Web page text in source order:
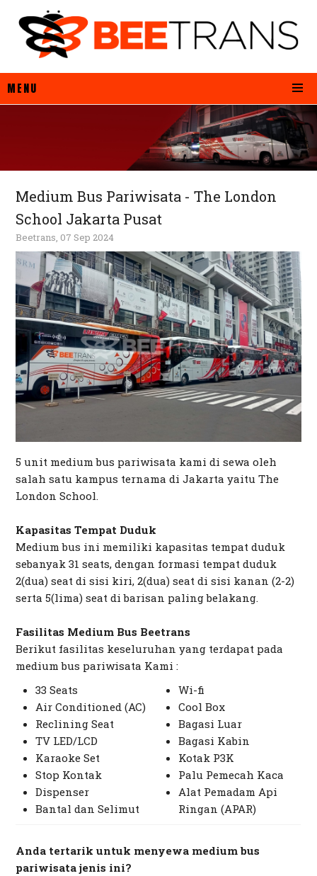
MENU
Medium Bus Pariwisata - The London
School Jakarta Pusat
Beetrans, 07 Sep 2024
5 unit medium bus pariwisata kami di sewa oleh
salah satu kampus ternama di Jakarta yaitu The
London School.
Kapasitas Tempat Duduk
Medium bus ini memiliki kapasitas tempat duduk
sebanyak 31 seats, dengan formasi tempat duduk
2(dua) seat di sisi kiri, 2(dua) seat di sisi kanan (2-2)
serta 5(lima) seat di barisan paling belakang.
Fasilitas Medium Bus Beetrans
Berikut fasilitas keseluruhan yang terdapat pada
medium bus pariwisata Kami :
33 Seats
Air Conditioned (AC)
Reclining Seat
TV LED/LCD
Karaoke Set
Stop Kontak
Dispenser
Bantal dan Selimut
Wi-fi
Cool Box
Bagasi Luar
Bagasi Kabin
Kotak P3K
Palu Pemecah Kaca
Alat Pemadam Api
Ringan (APAR)
Anda tertarik untuk menyewa medium bus
pariwisata jenis ini?